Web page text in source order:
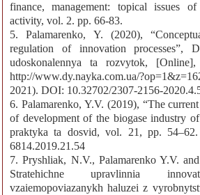
finance, management: topical issues
activity, vol. 2. pp. 66-83.
5. Palamarenko, Y. (2020),
regulation of innovation processes”,
udoskonalennya ta rozvytok,
http://www.dy.nayka.com.ua/
2021). DOI: 10.32702/2307-2156-
6. Palamarenko, Y.V. (2019), “The
of development of the biogase industry
praktyka ta dosvid, vol. 21, pp.
6814.2019.21.54
7. Pryshliak, N.V., Palamarenko Y.V.
Stratehichne upravlinnia
vzaiemopoviazanykh haluzei z